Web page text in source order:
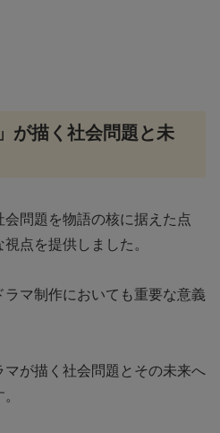
が描く社会問題と未
会問題を物語の核に据えた点
点を提供しました。
マ制作においても重要な意義
が描く社会問題とその未来へ